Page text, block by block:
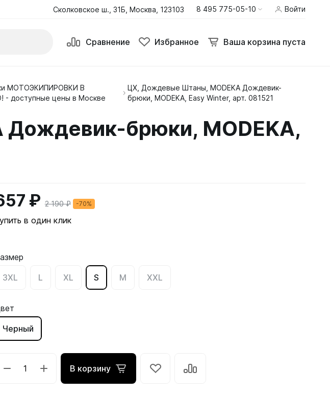
Сколковское ш., 31Б, Москва, 123103 8 495 775-05-10 Войти
Сравнение Избранное Ваша корзина пуста
Термобелье
Штаны
МОТОЭКИПИРОВКИ В
доступные цены в Москве
ЦX, Дождевые Штаны, MODEKA Дождевик-
брюки, MODEKA, Easy Winter, арт. 081521
брюки, MODEKA,
₽ 2 190 ₽ -70%
в один клик
3XL
L XL S M XXL
Черный
В корзину